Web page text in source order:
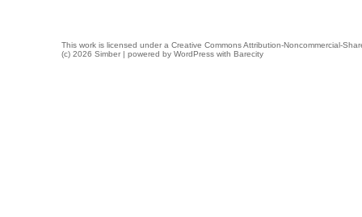
This work is licensed under a Creative Commons Attribution-Noncommercial-
(c) 2026 Simber | powered by WordPress with Barecity